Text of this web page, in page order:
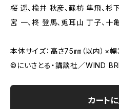
桜 遥、楡井 秋彦、蘇枋 隼飛、杉
宮 一、柊 登馬、兎耳山 丁子、十
本体サイズ：高さ75㎜（以内）×
©にいさとる・講談社／WIND
カート